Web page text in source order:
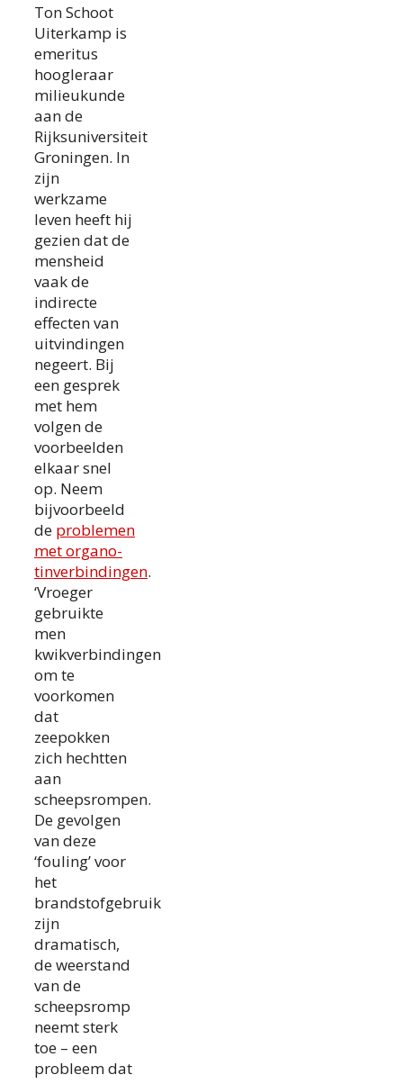
Ton Schoot
Uiterkamp is
emeritus
hoogleraar
milieukunde
aan de
Rijksuniversiteit
Groningen. In
zijn
werkzame
leven heeft hij
gezien dat de
mensheid
vaak de
indirecte
effecten van
uitvindingen
negeert. Bij
een gesprek
met hem
volgen de
voorbeelden
elkaar snel
op. Neem
bijvoorbeeld
de problemen
met organo-
tinverbindingen.
‘Vroeger
gebruikte
men
kwikverbindingen
om te
voorkomen
dat
zeepokken
zich hechtten
aan
scheepsrompen.
De gevolgen
van deze
‘fouling’ voor
het
brandstofgebruik
zijn
dramatisch,
de weerstand
van de
scheepsromp
neemt sterk
toe – een
probleem dat